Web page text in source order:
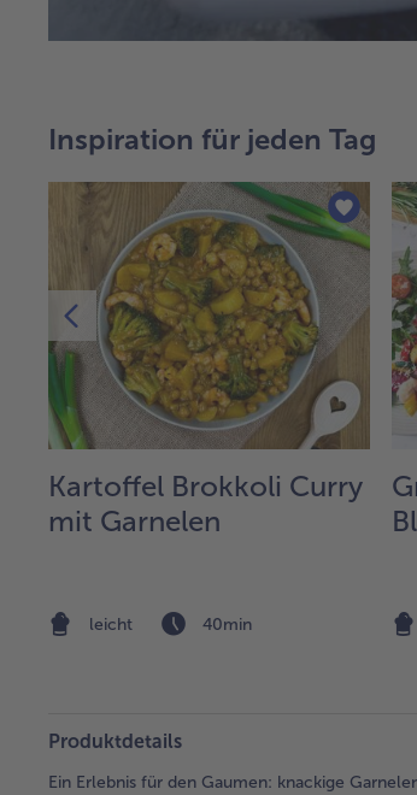
Inspiration für jeden Tag
Kartoffel Brokkoli Curry
mit Garnelen
leicht 40min
Produktdetails
Ein Erlebnis für den Gaumen: knackige